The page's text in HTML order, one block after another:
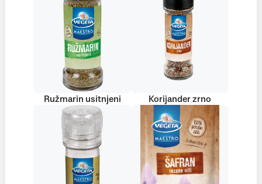
Ružmarin usitnjeni Korijander zrno